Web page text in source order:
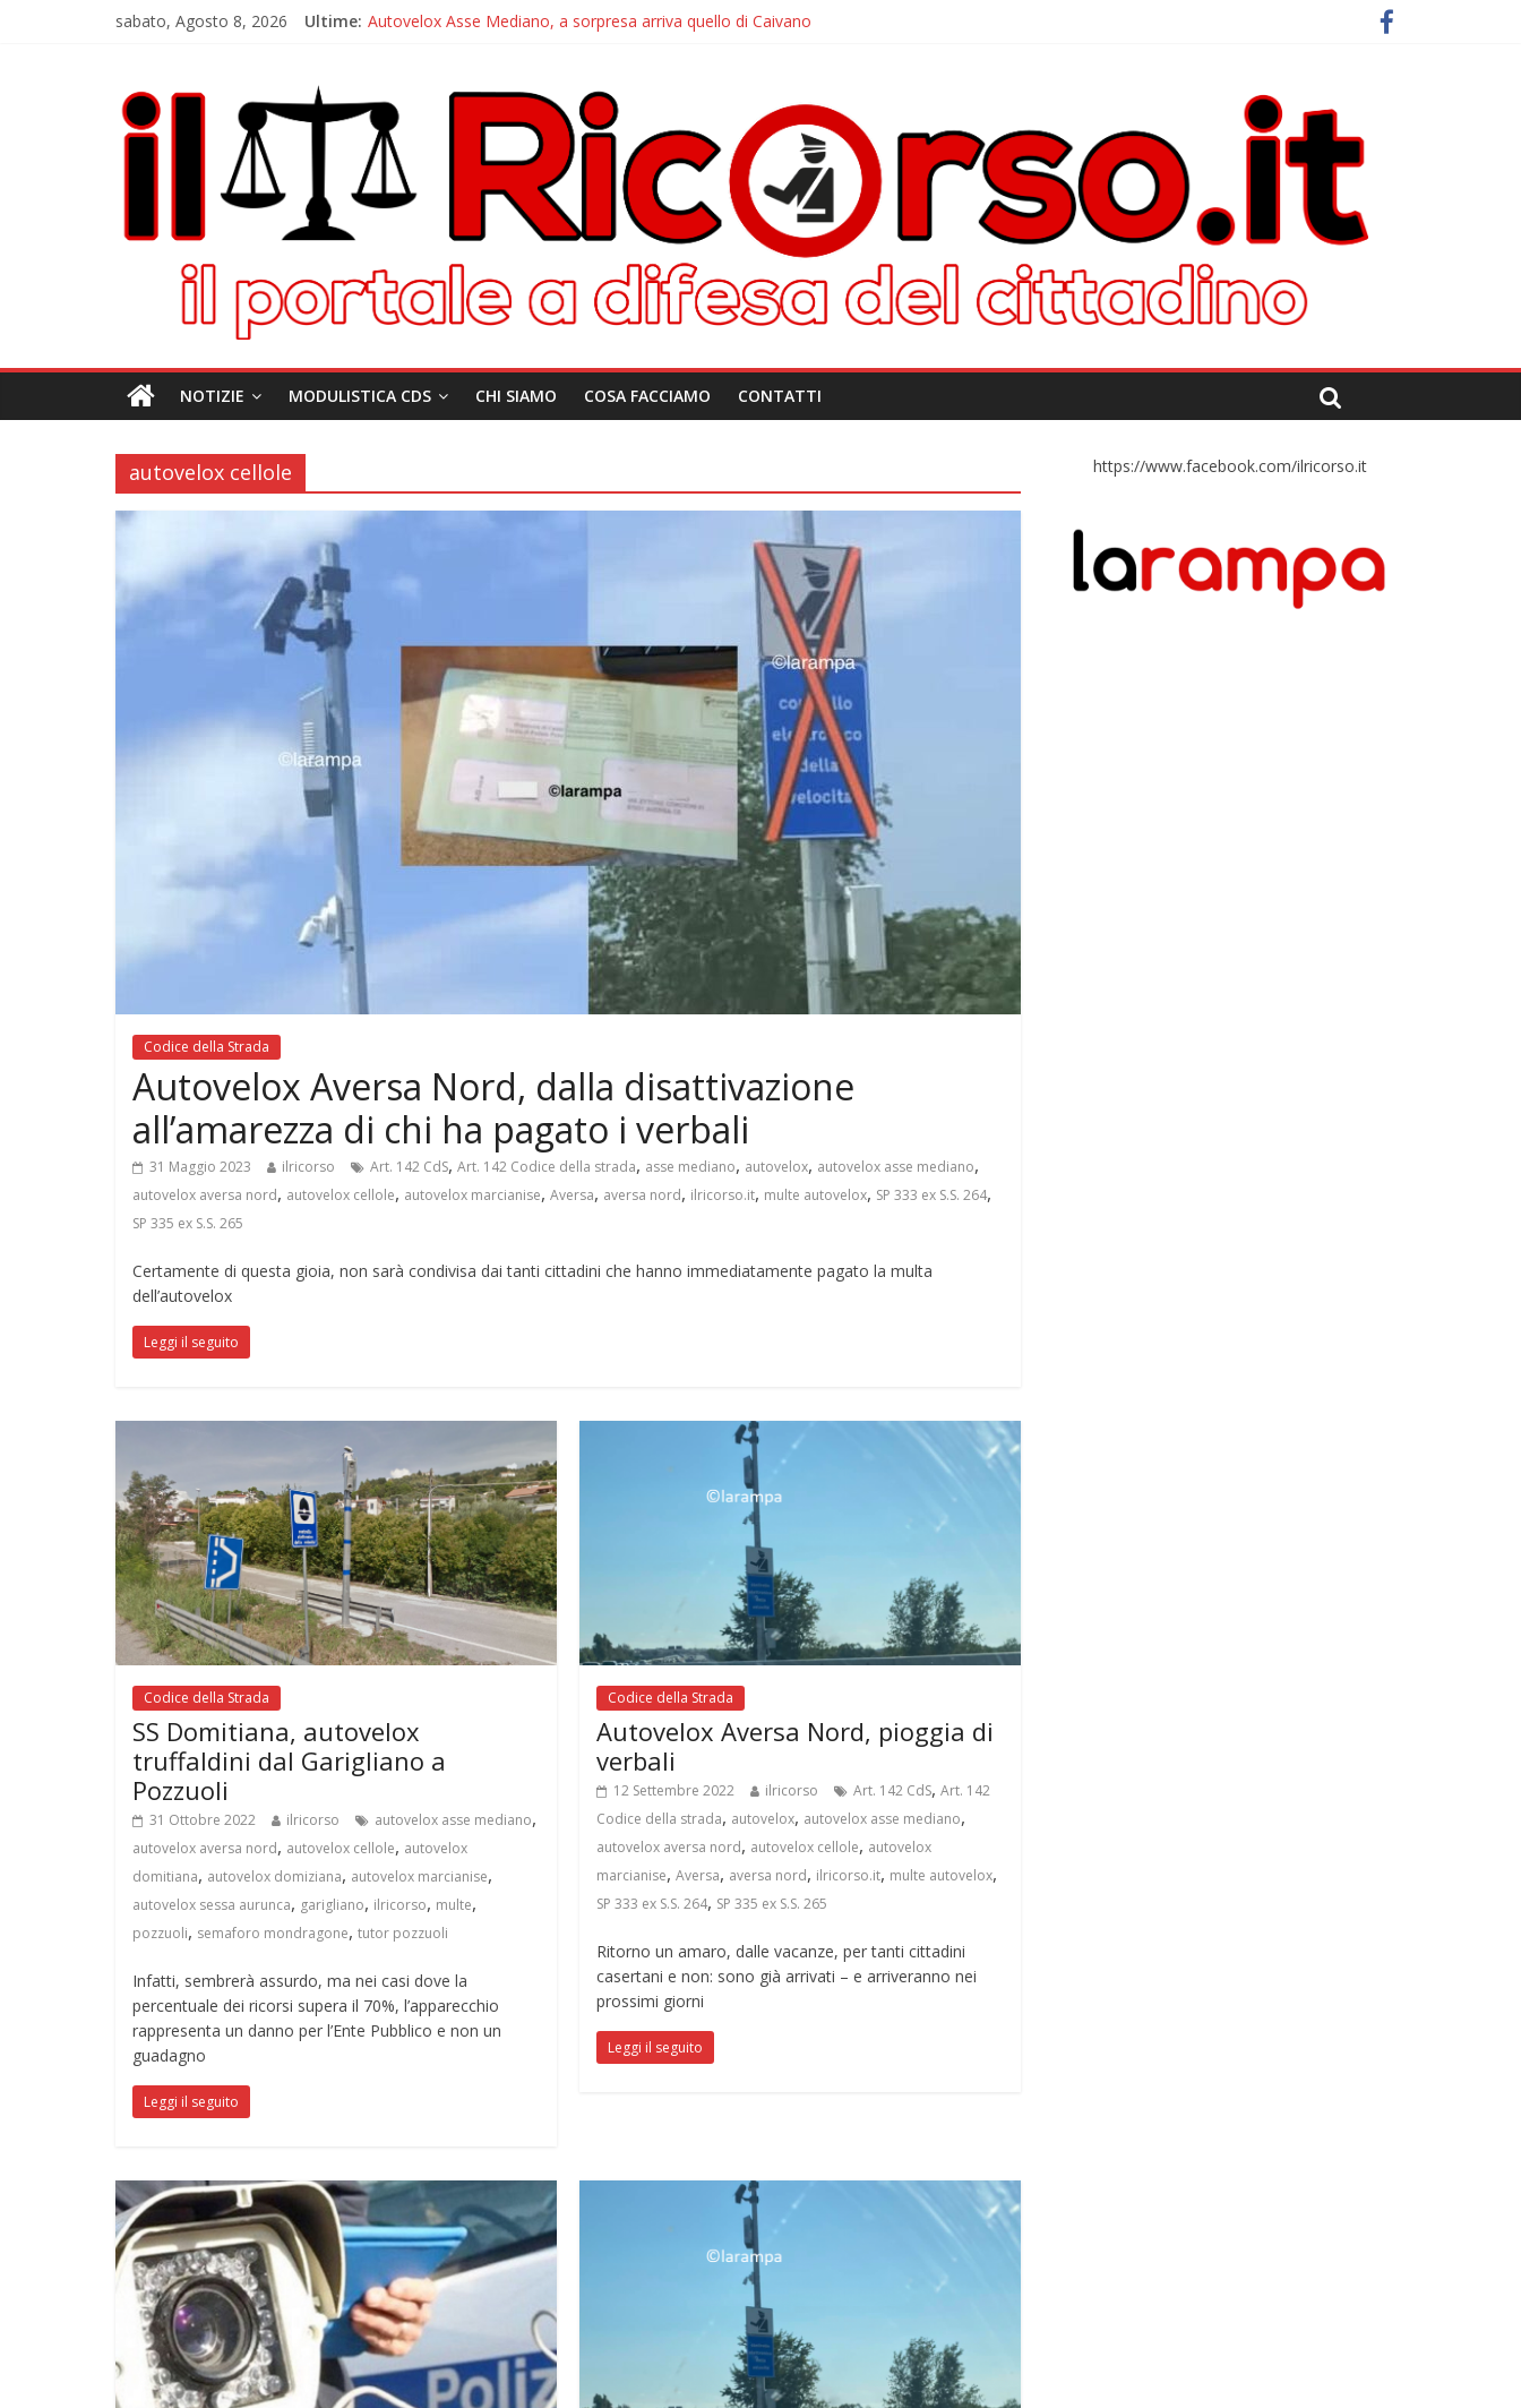
sabato, Agosto 8, 2026 Ultime: Autovelox Asse Mediano, a sorpresa arriva quello di Caivano
Autovelox Aversa Nord, dalla disattivazione all’amarezza di chi ha pagato i verbali
Domiziana, a Cellole arriva il tutor
NOTIZIE MODULISTICA CDS CHI SIAMO COSA FACCIAMO CONTATTI
autovelox cellole
Codice della Strada
Autovelox Aversa Nord, dalla disattivazione
all’amarezza di chi ha pagato i verbali
31 Maggio 2023 ilricorso Art. 142 CdS, Art. 142 Codice della strada, asse mediano, autovelox, autovelox asse mediano,
autovelox aversa nord, autovelox cellole, autovelox marcianise, Aversa, aversa nord, ilricorso.it, multe autovelox, SP 333 ex S.S. 264,
SP 335 ex S.S. 265
Certamente di questa gioia, non sarà condivisa dai tanti cittadini che hanno immediatamente pagato la multa
dell’autovelox
Leggi il seguito
Codice della Strada
SS Domitiana, autovelox
truffaldini dal Garigliano a
Pozzuoli
31 Ottobre 2022 ilricorso autovelox asse mediano,
autovelox aversa nord, autovelox cellole, autovelox
domitiana, autovelox domiziana, autovelox marcianise,
autovelox sessa aurunca, garigliano, ilricorso, multe,
pozzuoli, semaforo mondragone, tutor pozzuoli
Infatti, sembrerà assurdo, ma nei casi dove la
percentuale dei ricorsi supera il 70%, l’apparecchio
rappresenta un danno per l’Ente Pubblico e non un
guadagno
Leggi il seguito
Codice della Strada
Autovelox Aversa Nord, pioggia di
verbali
12 Settembre 2022 ilricorso Art. 142 CdS,Art. 142
Codice della strada, autovelox, autovelox asse mediano,
autovelox aversa nord, autovelox cellole, autovelox
marcianise,Aversa, aversa nord, ilricorso.it, multe autovelox,
SP 333 ex S.S. 264, SP 335 ex S.S. 265
Ritorno un amaro, dalle vacanze, per tanti cittadini
casertani e non: sono già arrivati – e arriveranno nei
prossimi giorni
Leggi il seguito
https://www.facebook.com/ilricorso.it